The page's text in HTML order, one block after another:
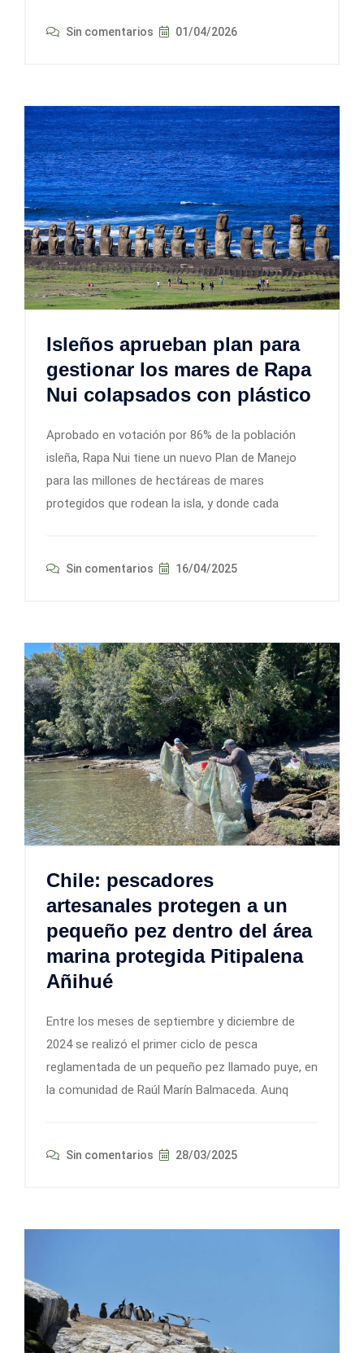
Sin comentarios 01/04/2026
Isleños aprueban plan para
gestionar los mares de Rapa
Nui colapsados con plástico
Aprobado en votación por 86% de la población
isleña, Rapa Nui tiene un nuevo Plan de Manejo
para las millones de hectáreas de mares
protegidos que rodean la isla, y donde cada
Sin comentarios 16/04/2025
Chile: pescadores
artesanales protegen a un
pequeño pez dentro del área
marina protegida Pitipalena
Añihué
Entre los meses de septiembre y diciembre de
2024 se realizó el primer ciclo de pesca
reglamentada de un pequeño pez llamado puye, en
la comunidad de Raúl Marín Balmaceda. Aunq
Sin comentarios 28/03/2025